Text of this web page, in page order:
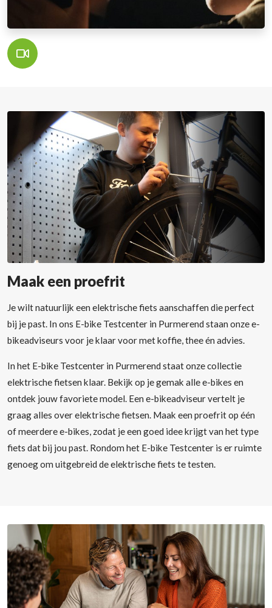
Maak een proefrit
Je wilt natuurlijk een elektrische fiets aanschaffen die perfect
bij je past. In ons E-bike Testcenter in Purmerend staan onze e-
bikeadviseurs voor je klaar voor met koffie, thee én advies.
In het E-bike Testcenter in Purmerend staat onze collectie
elektrische fietsen klaar. Bekijk op je gemak alle e-bikes en
ontdek jouw favoriete model. Een e-bikeadviseur vertelt je
graag alles over elektrische fietsen. Maak een proefrit op één
of meerdere e-bikes, zodat je een goed idee krijgt van het type
fiets dat bij jou past. Rondom het E-bike Testcenter is er ruimte
genoeg om uitgebreid de elektrische fiets te testen.